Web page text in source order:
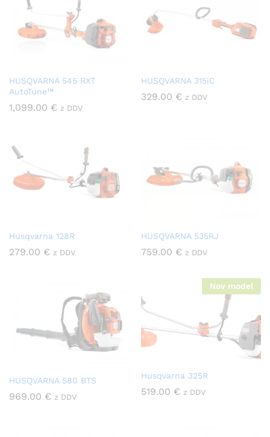
HUSQVARNA 545 RXT
AutoTune™
1,099.00 € z DDV
HUSQVARNA 315iC
329.00 € z DDV
Husqvarna 128R
279.00 € z DDV
HUSQVARNA 535RJ
759.00 € z DDV
HUSQVARNA 580 BTS
969.00 € z DDV
Nov model
Husqvarna 325R
519.00 € z DDV